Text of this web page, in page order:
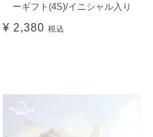
ーギフト(4S)/イニシャル入り
¥ 2,380 税込